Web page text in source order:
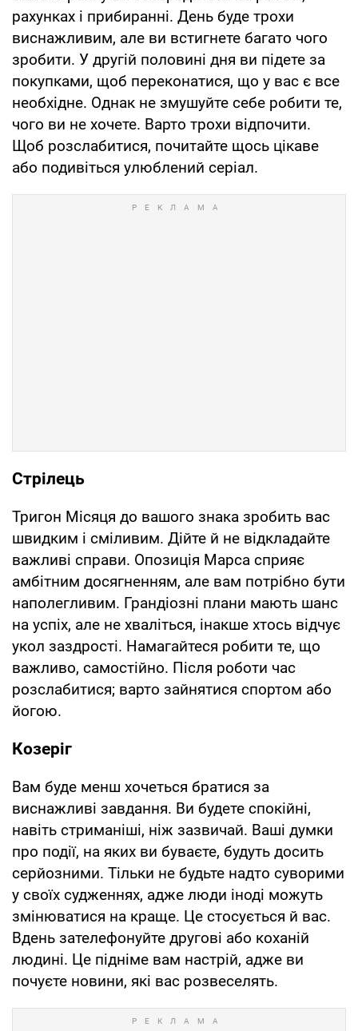
рахунках і прибиранні. День буде трохи
виснажливим, але ви встигнете багато чого
зробити. У другій половині дня ви підете за
покупками, щоб переконатися, що у вас є все
необхідне. Однак не змушуйте себе робити те,
чого ви не хочете. Варто трохи відпочити.
Щоб розслабитися, почитайте щось цікаве
або подивіться улюблений серіал.
Стрілець
Тригон Місяця до вашого знака зробить вас
швидким і сміливим. Дійте й не відкладайте
важливі справи. Опозиція Марса сприяє
амбітним досягненням, але вам потрібно бути
наполегливим. Грандіозні плани мають шанс
на успіх, але не хваліться, інакше хтось відчує
укол заздрості. Намагайтеся робити те, що
важливо, самостійно. Після роботи час
розслабитися; варто зайнятися спортом або
йогою.
Козеріг
Вам буде менш хочеться братися за
виснажливі завдання. Ви будете спокійні,
навіть стриманіші, ніж зазвичай. Ваші думки
про події, на яких ви буваєте, будуть досить
серйозними. Тільки не будьте надто суворими
у своїх судженнях, адже люди іноді можуть
змінюватися на краще. Це стосується й вас.
Вдень зателефонуйте другові або коханій
людині. Це підніме вам настрій, адже ви
почуєте новини, які вас розвеселять.